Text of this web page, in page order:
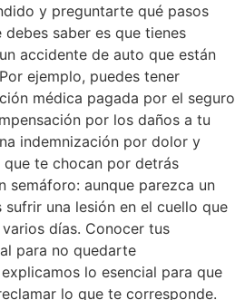
y preguntarte qué pasos
saber es que tienes
accidente de auto que están
ejemplo, puedes tener
médica pagada por el seguro
por los daños a tu
indemnización por dolor y
te chocan por detrás
semáforo: aunque parezca un
una lesión en el cuello que
días. Conocer tus
para no quedarte
lo esencial para que
lo que te corresponde.